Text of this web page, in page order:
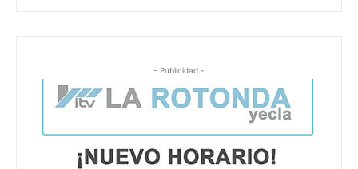
- Publicidad -